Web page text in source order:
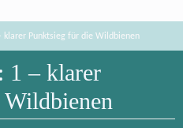
klarer Punktsieg für die Wildbienen
1 – klarer